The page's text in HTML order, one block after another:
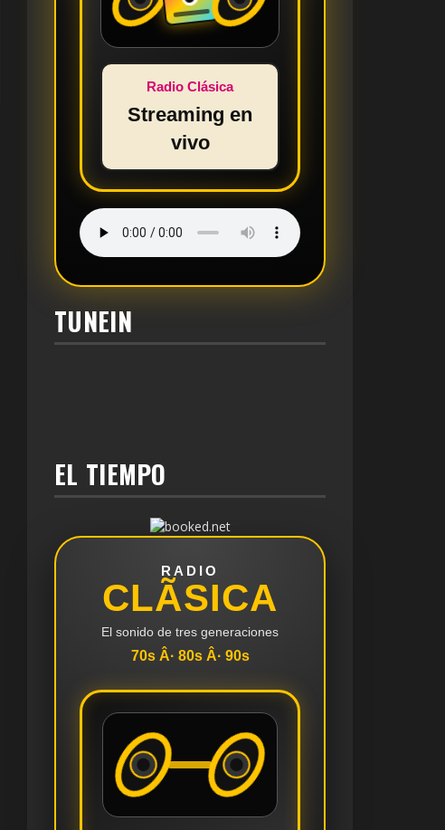
Radio Clásica
Streaming en
vivo
TUNEIN
EL TIEMPO
RADIO
CLÃSICA
El sonido de tres generaciones
70s Â· 80s Â· 90s